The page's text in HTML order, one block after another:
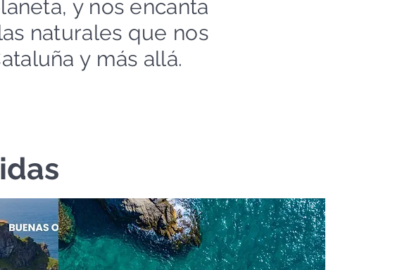
y nos encanta
naturales que nos
y más allá.